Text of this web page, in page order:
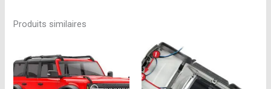
Produits similaires